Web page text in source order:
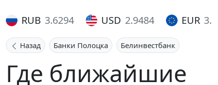
RUB 3.6294 USD 2.9484 EUR
Назад Банки Полоцка Белинвестбанк
Где ближайшие